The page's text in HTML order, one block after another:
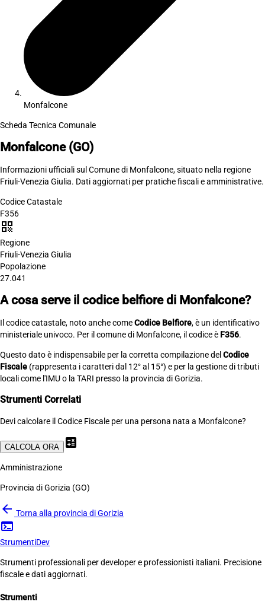
Monfalcone
Scheda Tecnica Comunale
Monfalcone (GO)
Informazioni ufficiali sul Comune di Monfalcone, situato nella regione
Friuli-Venezia Giulia. Dati aggiornati per pratiche fiscali e amministrative.
Codice Catastale
F356
qr_code
Regione
Friuli-Venezia Giulia
Popolazione
27.041
A cosa serve il codice belfiore di Monfalcone?
Il codice catastale, noto anche comeCodice Belfiore, è un identificativo
ministeriale univoco. Per il comune di Monfalcone, il codice è F356.
Questo dato è indispensabile per la corretta compilazione del Codice
Fiscale (rappresenta i caratteri dal 12° al 15°) e per la gestione di tributi
locali come l'IMU o la TARI presso la provincia di Gorizia.
Strumenti Correlati
Devi calcolare il Codice Fiscale per una persona nata a Monfalcone?
CALCOLA ORA calculate
Amministrazione
Provincia di Gorizia (GO)
arrow_back Torna alla provincia di Gorizia
terminal
StrumentiDev
Strumenti professionali per developer e professionisti italiani. Precisione
fiscale e dati aggiornati.
Strumenti